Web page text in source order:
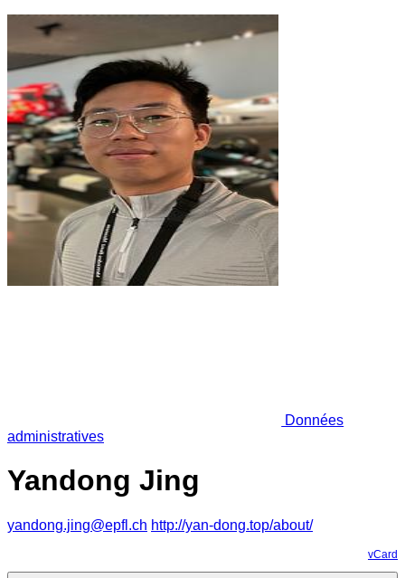
Données
administratives
Yandong Jing
yandong.jing@epfl.ch http://yan-dong.top/about/
vCard